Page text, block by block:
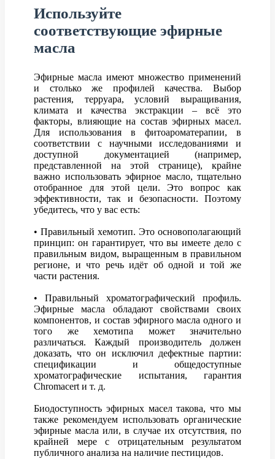
Используйте
соответствующие эфирные
масла
Эфирные масла имеют множество применений
и столько же профилей качества. Выбор
растения, терруара, условий выращивания,
климата и качества экстракции – всё это
факторы, влияющие на состав эфирных масел.
Для использования в фитоароматерапии, в
соответствии с научными исследованиями и
доступной документацией (например,
представленной на этой странице), крайне
важно использовать эфирное масло, тщательно
отобранное для этой цели. Это вопрос как
эффективности, так и безопасности. Поэтому
убедитесь, что у вас есть:
• Правильный хемотип. Это основополагающий
принцип: он гарантирует, что вы имеете дело с
правильным видом, выращенным в правильном
регионе, и что речь идёт об одной и той же
части растения.
• Правильный хроматографический профиль.
Эфирные масла обладают свойствами своих
компонентов, и состав эфирного масла одного и
того же хемотипа может значительно
различаться. Каждый производитель должен
доказать, что он исключил дефектные партии:
спецификации и общедоступные
хроматографические испытания, гарантия
Chromacert и т. д.
Биодоступность эфирных масел такова, что мы
также рекомендуем использовать органические
эфирные масла или, в случае их отсутствия, по
крайней мере с отрицательным результатом
публичного анализа на наличие пестицидов.